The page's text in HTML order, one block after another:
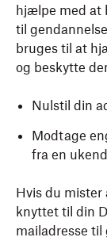
hjælpe med at
til
bruges til at
og beskytte
Nulstil din
Modtage
fra en
Hvis du mister
knyttet til din
mailadresse